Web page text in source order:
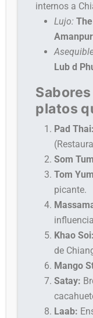
internos a
Lujo:
Lub d
platos
Pad Thai:
Som
Tom
picante.
Khao Soi:
de
Mango
Satay:
Laab: